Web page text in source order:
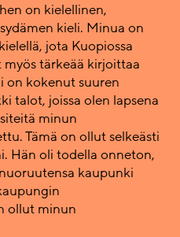
on kielellinen,
kieli. Minua on
jota Kuopiossa
tärkeää kirjoittaa
on kokenut suuren
talot, joissa olen lapsena
minun
Tämä on ollut selkeästi
Hän oli todella onneton,
kaupunki
ollut minun